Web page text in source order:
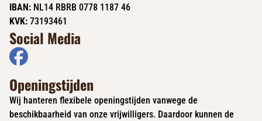
IBAN: NL14 RBRB 0778 1187 46
KVK: 73193461
Social Media
Openingstijden
Wij hanteren flexibele openingstijden vanwege de
beschikbaarheid van onze vrijwilligers. Daardoor kunnen de